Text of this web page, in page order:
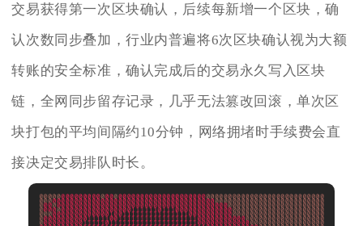
交易获得第一次区块确认，后续每新增一个区块，确
认次数同步叠加，行业内普遍将6次区块确认视为大额
转账的安全标准，确认完成后的交易永久写入区块
链，全网同步留存记录，几乎无法篡改回滚，单次区
块打包的平均间隔约10分钟，网络拥堵时手续费会直
接决定交易排队时长。